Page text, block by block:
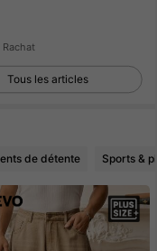
Rachat
Tous les articles
de détente Sports &